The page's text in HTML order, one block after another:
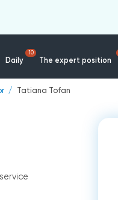
Daily
10
The expert position
Tatiana Tofan